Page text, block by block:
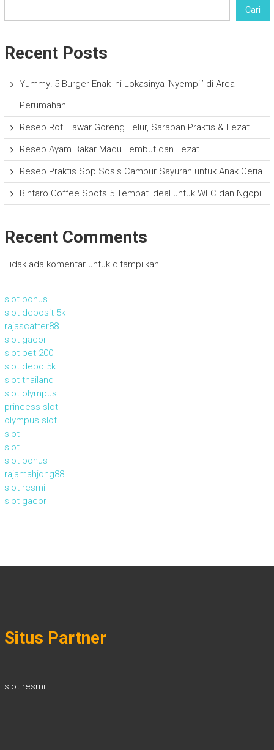
Cari
Recent Posts
Yummy! 5 Burger Enak Ini Lokasinya ‘Nyempil’ di Area
Perumahan
Resep Roti Tawar Goreng Telur, Sarapan Praktis & Lezat
Resep Ayam Bakar Madu Lembut dan Lezat
Resep Praktis Sop Sosis Campur Sayuran untuk Anak Ceria
Bintaro Coffee Spots 5 Tempat Ideal untuk WFC dan Ngopi
Recent Comments
Tidak ada komentar untuk ditampilkan.
slot bonus
slot deposit 5k
rajascatter88
slot gacor
slot bet 200
slot depo 5k
slot thailand
slot olympus
princess slot
olympus slot
slot
slot
slot bonus
rajamahjong88
slot resmi
slot gacor
Situs Partner
slot resmi